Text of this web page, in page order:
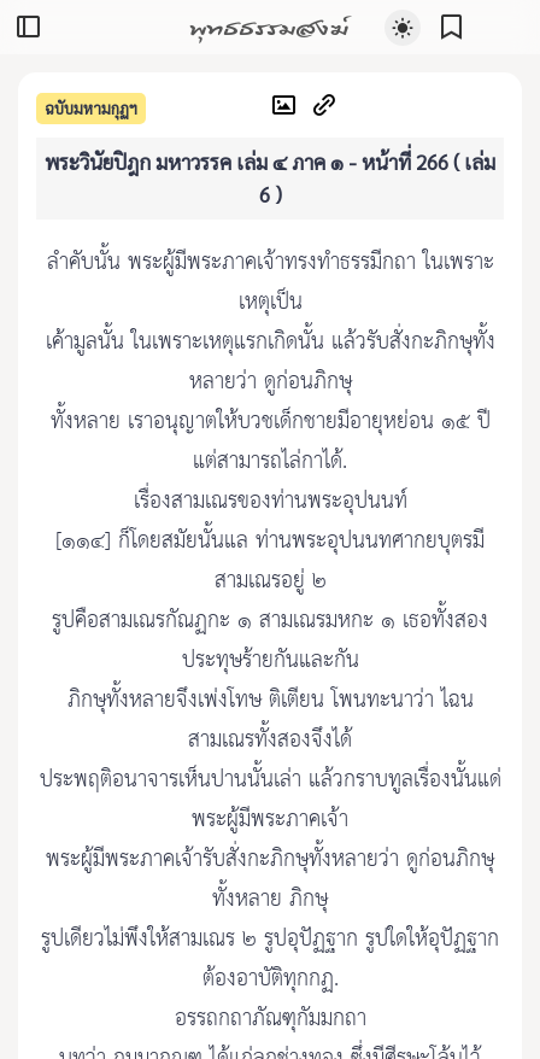
พุทธธรรมสงฆ์
ฉบับมหามกุฏฯ
พระวินัยปิฎก มหาวรรค เล่ม ๔ ภาค ๑ - หน้าที่ 266 ( เล่ม
6 )
ลำคับนั้น พระผู้มีพระภาคเจ้าทรงทำธรรมีกถา ในเพราะ
เหตุเป็น
เค้ามูลนั้น ในเพราะเหตุแรกเกิดนั้น แล้วรับสั่งกะภิกษุทั้ง
หลายว่า ดูก่อนภิกษุ
ทั้งหลาย เราอนุญาตให้บวชเด็กชายมีอายุหย่อน ๑๕ ปี
แต่สามารถไล่กาได้.
เรื่องสามเณรของท่านพระอุปนนท์
[๑๑๔] ก็โดยสมัยนั้นแล ท่านพระอุปนนทศากยบุตรมี
สามเณรอยู่ ๒
รูปคือสามเณรกัณฏกะ ๑ สามเณรมหกะ ๑ เธอทั้งสอง
ประทุษร้ายกันและกัน
ภิกษุทั้งหลายจึงเพ่งโทษ ติเตียน โพนทะนาว่า ไฉน
สามเณรทั้งสองจึงได้
ประพฤติอนาจารเห็นปานนั้นเล่า แล้วกราบทูลเรื่องนั้นแด่
พระผู้มีพระภาคเจ้า
พระผู้มีพระภาคเจ้ารับสั่งกะภิกษุทั้งหลายว่า ดูก่อนภิกษุ
ทั้งหลาย ภิกษุ
รูปเดียวไม่พึงให้สามเณร ๒ รูปอุปัฏฐาก รูปใดให้อุปัฏฐาก
ต้องอาบัติทุกกฏ.
อรรถกถาภัณฑุกัมมกถา